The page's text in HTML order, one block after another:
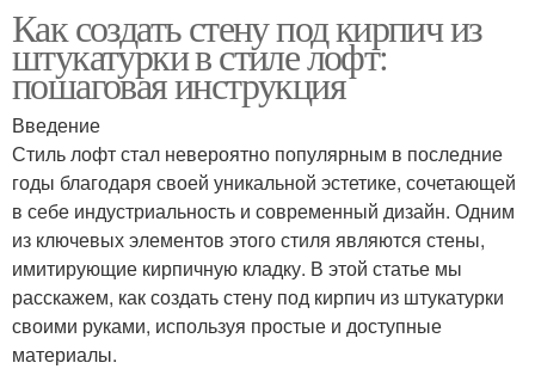
Как создать стену под кирпич из
штукатурки в стиле лофт:
пошаговая инструкция
Введение
Стиль лофт стал невероятно популярным в последние
годы благодаря своей уникальной эстетике, сочетающей
в себе индустриальность и современный дизайн. Одним
из ключевых элементов этого стиля являются стены,
имитирующие кирпичную кладку. В этой статье мы
расскажем, как создать стену под кирпич из штукатурки
своими руками, используя простые и доступные
материалы.